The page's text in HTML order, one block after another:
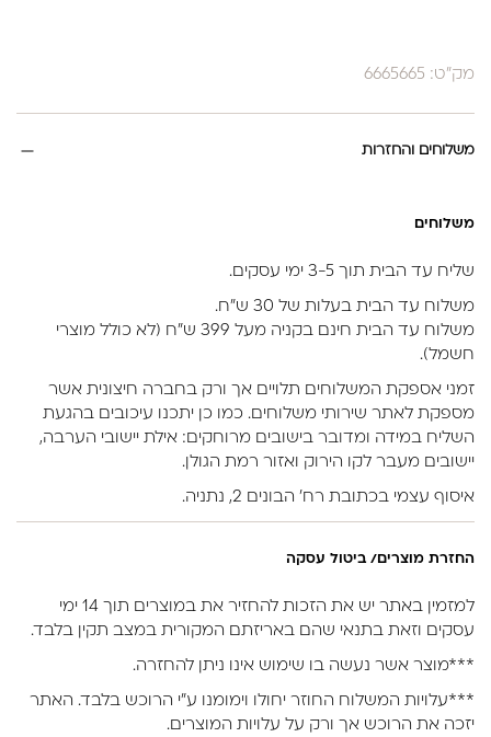
מק"ט: 6665665
משלוחים והחזרות
משלוחים
שליח עד הבית תוך 3-5 ימי עסקים.
משלוח עד הבית בעלות של 30 ש״ח.
משלוח עד הבית חינם בקניה מעל 399 ש״ח (לא כולל מוצרי
חשמל).
זמני אספקת המשלוחים תלויים אך ורק בחברה חיצונית אשר
מספקת לאתר שירותי משלוחים. כמו כן יתכנו עיכובים בהגעת
השליח במידה ומדובר בישובים מרוחקים: אילת יישובי הערבה,
יישובים מעבר לקו הירוק ואזור רמת הגולן.
איסוף עצמי בכתובת רח’ הבונים 2, נתניה.
החזרת מוצרים/ ביטול עסקה
למזמין באתר יש את הזכות להחזיר את במוצרים תוך 14 ימי
עסקים וזאת בתנאי שהם באריזתם המקורית במצב תקין בלבד.
***מוצר אשר נעשה בו שימוש אינו ניתן להחזרה.
***עלויות המשלוח החוזר יחולו וימומנו ע”י הרוכש בלבד. האתר
יזכה את הרוכש אך ורק על עלויות המוצרים.